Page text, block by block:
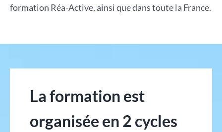
formation Réa-Active, ainsi que dans toute la France.
La formation est
organisée en 2 cycles